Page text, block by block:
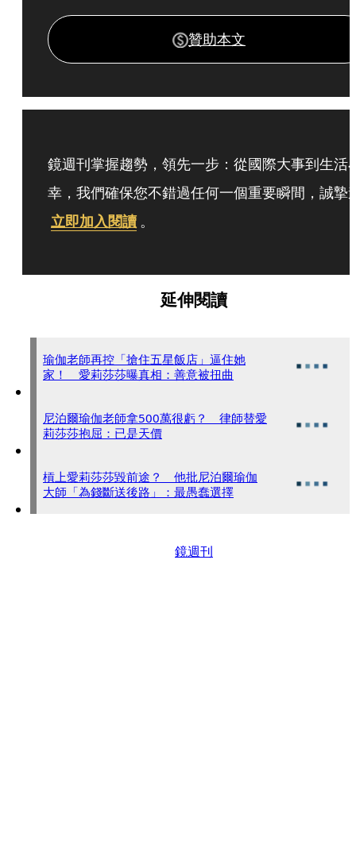
贊助本文
鏡週刊掌握趨勢，領先一步：從國際大事到生活
幸，我們確保您不錯過任何一個重要瞬間，誠摯
立即加入閱讀 。
延伸閱讀
瑜伽老師再控「搶住五星飯店」逼住她
家！ 愛莉莎莎曝真相：善意被扭曲
尼泊爾瑜伽老師拿500萬很虧？ 律師替愛
莉莎莎抱屈：已是天價
槓上愛莉莎莎毀前途？ 他批尼泊爾瑜伽
大師「為錢斷送後路」：最愚蠢選擇
鏡週刊